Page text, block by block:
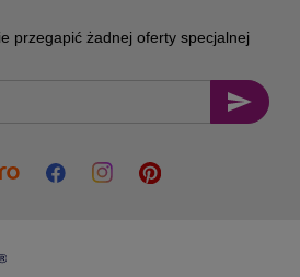
przegapić żadnej oferty specjalnej